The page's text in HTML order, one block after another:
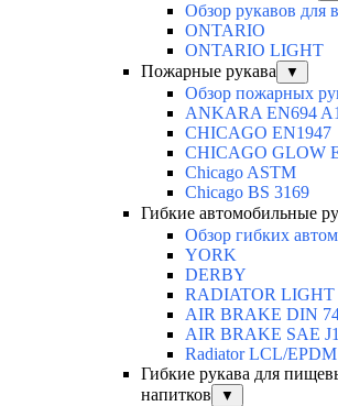
Обзор рукавов для
ONTARIO
ONTARIO LIGHT
Пожарные рукава
▼
Обзор пожарных
ANKARA EN694 A1
CHICAGO EN1947
CHICAGO GLOW
Chicago ASTM
Chicago BS 3169
Гибкие автомобильные
Обзор гибких
YORK
DERBY
RADIATOR LIGHT
AIR BRAKE DIN
AIR BRAKE SAE
Radiator LCL/EPDM
Гибкие рукава для
напитков
▼